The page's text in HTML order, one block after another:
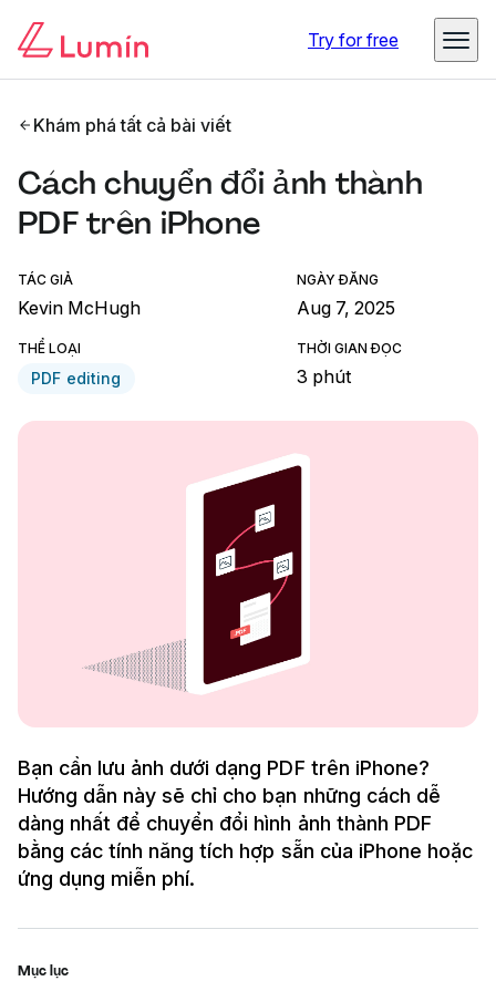
Try for free
Khám phá tất cả bài viết
Cách chuyển đổi ảnh thành
PDF trên iPhone
TÁC GIẢ
Kevin McHugh
NGÀY ĐĂNG
Aug 7, 2025
THỂ LOẠI
PDF editing
THỜI GIAN ĐỌC
3 phút
Bạn cần lưu ảnh dưới dạng PDF trên iPhone?
Hướng dẫn này sẽ chỉ cho bạn những cách dễ
dàng nhất để chuyển đổi hình ảnh thành PDF
bằng các tính năng tích hợp sẵn của iPhone hoặc
ứng dụng miễn phí.
Mục lục